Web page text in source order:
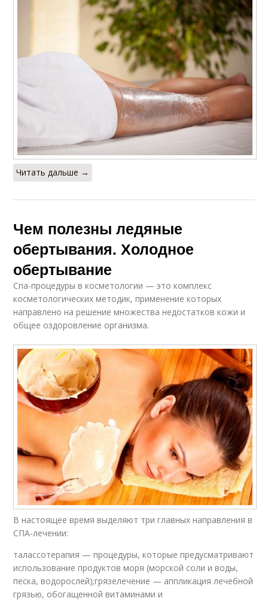
Читать дальше →
Чем полезны ледяные
обертывания. Холодное
обертывание
Спа-процедуры в косметологии — это комплекс
косметологических методик, применение которых
направлено на решение множества недостатков кожи и
общее оздоровление организма.
В настоящее время выделяют три главных направления в
СПА-лечении:
талассотерапия — процедуры, которые предусматривают
использование продуктов моря (морской соли и воды,
песка, водорослей);грязелечение — аппликация лечебной
грязью, обогащенной витаминами и